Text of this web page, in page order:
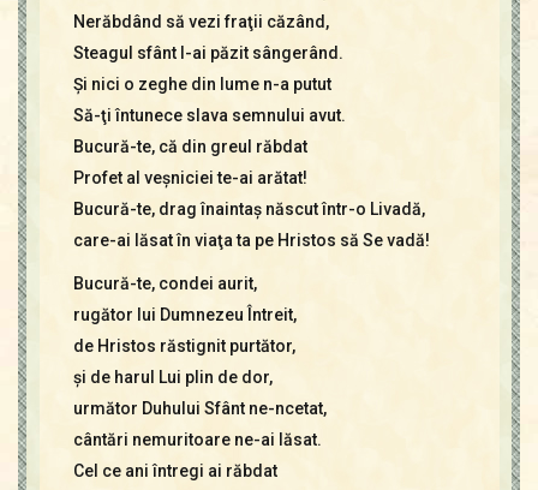
Nerăbdând să vezi fraţii căzând,
Steagul sfânt l-ai păzit sângerând.
Şi nici o zeghe din lume n-a putut
Să-ţi întunece slava semnului avut.
Bucură-te, că din greul răbdat
Profet al veşniciei te-ai arătat!
Bucură-te, drag înaintaş născut într-o Livadă,
care-ai lăsat în viaţa ta pe Hristos să Se vadă!
Bucură-te, condei aurit,
rugător lui Dumnezeu Întreit,
de Hristos răstignit purtător,
şi de harul Lui plin de dor,
următor Duhului Sfânt ne-ncetat,
cântări nemuritoare ne-ai lăsat.
Cel ce ani întregi ai răbdat